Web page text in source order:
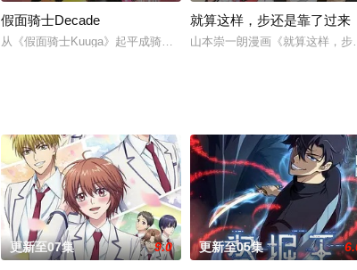
假面骑士Decade
从《假面骑士Kuuga》起平成骑士系列的世界融合了！巡游于九个骑
就算这样，步还是靠了过来
山本崇一朗漫画《就算这样，
更新至07集 9.0 更新至05集